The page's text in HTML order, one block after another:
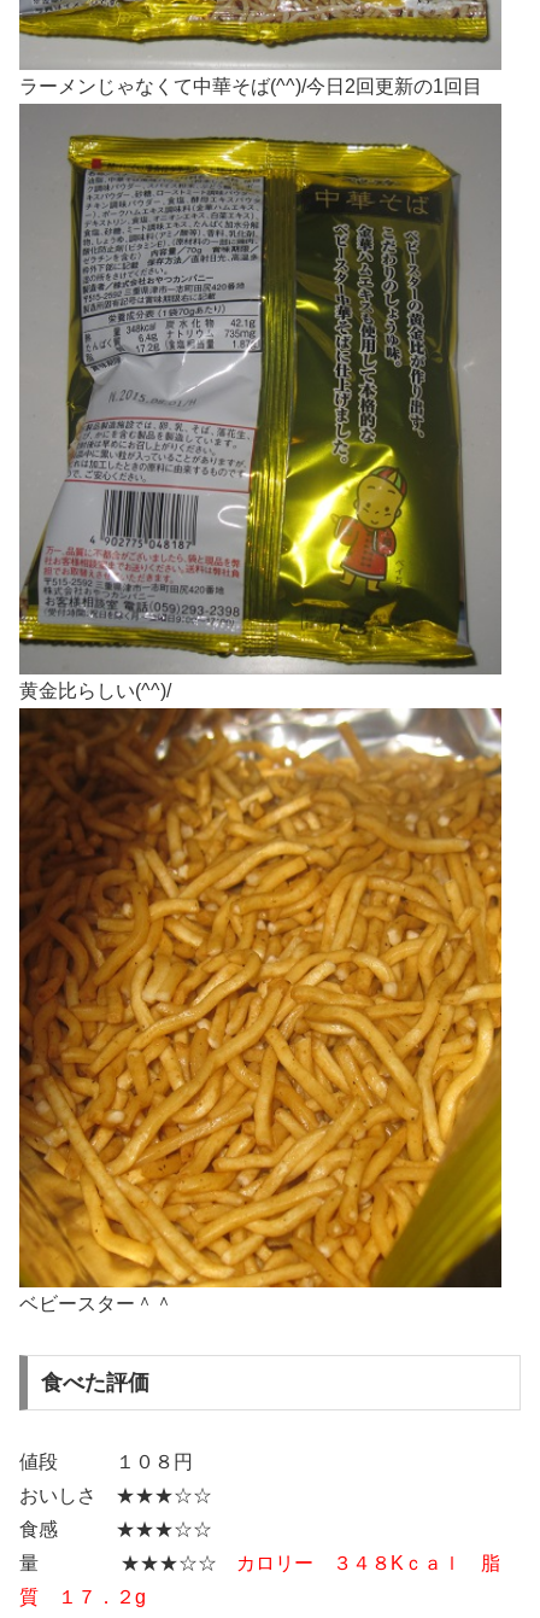
ラーメンじゃなくて中華そば(^^)/今日2回更新の1回目
黄金比らしい(^^)/
ベビースター＾＾
食べた評価
値段 １０８円
おいしさ ★★★☆☆
食感 ★★★☆☆
量 ★★★☆☆
カロリー ３４８Kｃａｌ 脂
質 １７．２g